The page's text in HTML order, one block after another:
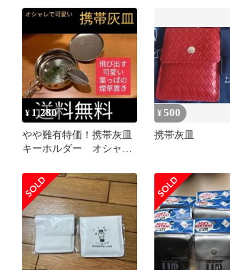
¥ 1,280
やや難有特価！携帯灰皿
キーホルダー オシャレ
¥500
携帯灰皿